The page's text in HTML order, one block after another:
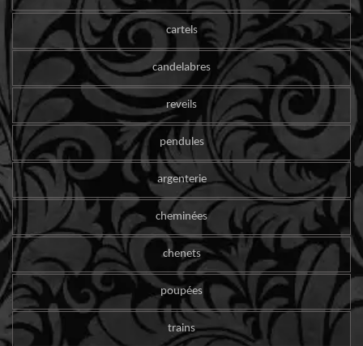
cartels
candelabres
reveils
pendules
argenterie
cheminées
chenets
poupées
trains